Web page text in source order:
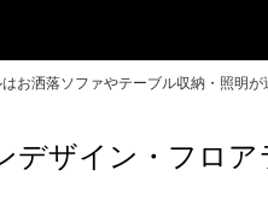
お洒落ソファやテーブル収納・照明が
デザイン・フロア